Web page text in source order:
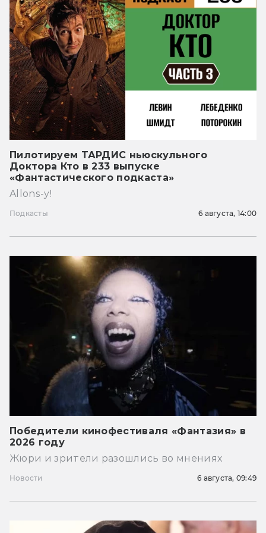
Пилотируем ТАРДИС ньюскульного
Доктора Кто в 233 выпуске
«Фантастического подкаста»
Allons-y!
Подкасты 6 августа, 14:00
Победители кинофестиваля «Фантазия» в
2026 году
Жюри и зрители разошлись во мнениях
Новости 6 августа, 09:49